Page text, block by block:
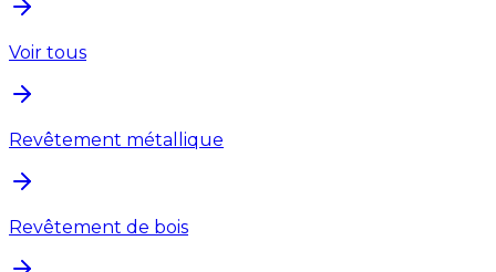
Voir tous
Revêtement métallique
Revêtement de bois